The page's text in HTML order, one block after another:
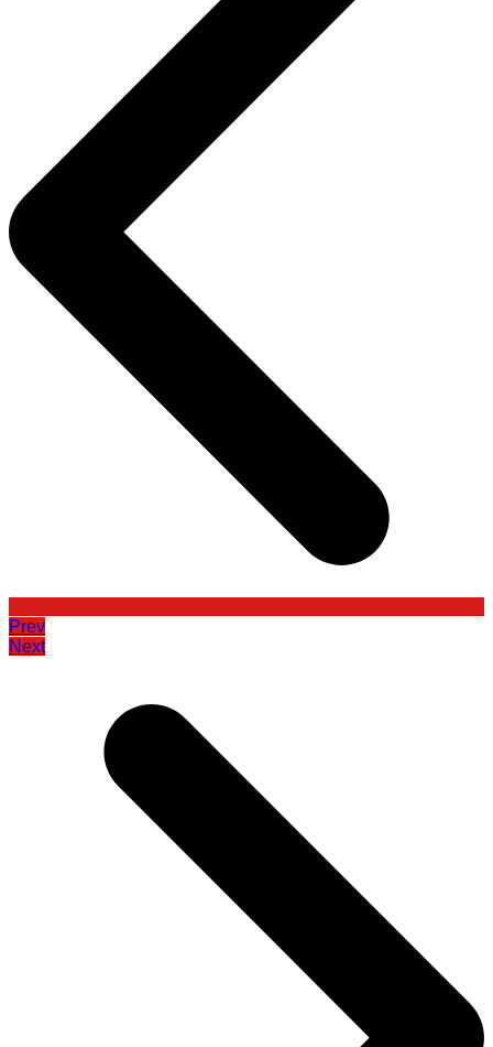
Prev
Next